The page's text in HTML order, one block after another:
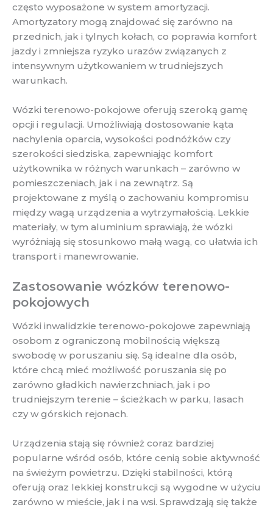
często wyposażone w system amortyzacji.
Amortyzatory mogą znajdować się zarówno na
przednich, jak i tylnych kołach, co poprawia komfort
jazdy i zmniejsza ryzyko urazów związanych z
intensywnym użytkowaniem w trudniejszych
warunkach.
Wózki terenowo-pokojowe oferują szeroką gamę
opcji i regulacji. Umożliwiają dostosowanie kąta
nachylenia oparcia, wysokości podnóżków czy
szerokości siedziska, zapewniając komfort
użytkownika w różnych warunkach – zarówno w
pomieszczeniach, jak i na zewnątrz. Są
projektowane z myślą o zachowaniu kompromisu
między wagą urządzenia a wytrzymałością. Lekkie
materiały, w tym aluminium sprawiają, że wózki
wyróżniają się stosunkowo małą wagą, co ułatwia ich
transport i manewrowanie.
Zastosowanie wózków terenowo-
pokojowych
Wózki inwalidzkie terenowo-pokojowe zapewniają
osobom z ograniczoną mobilnością większą
swobodę w poruszaniu się. Są idealne dla osób,
które chcą mieć możliwość poruszania się po
zarówno gładkich nawierzchniach, jak i po
trudniejszym terenie – ścieżkach w parku, lasach
czy w górskich rejonach.
Urządzenia stają się również coraz bardziej
popularne wśród osób, które cenią sobie aktywność
na świeżym powietrzu. Dzięki stabilności, którą
oferują oraz lekkiej konstrukcji są wygodne w użyciu
zarówno w mieście, jak i na wsi. Sprawdzają się także